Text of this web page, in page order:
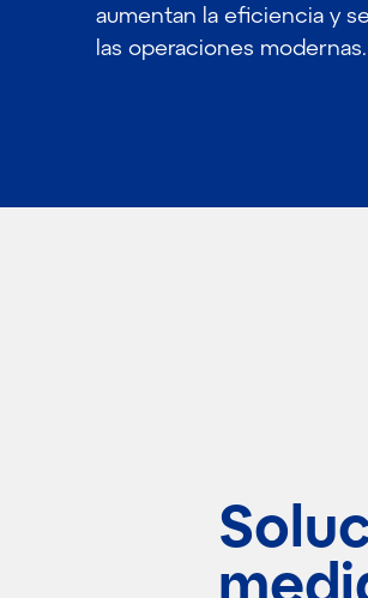
aumentan la eficiencia y
las operaciones modernas.